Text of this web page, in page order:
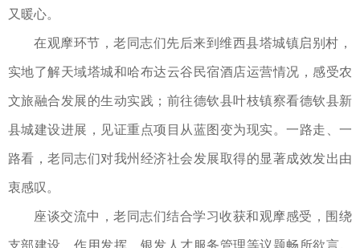
又暖心。
在观摩环节，老同志们先后来到维西县塔城镇启别村，
实地了解天域塔城和哈布达云谷民宿酒店运营情况，感受农
文旅融合发展的生动实践；前往德钦县叶枝镇察看德钦县新
县城建设进展，见证重点项目从蓝图变为现实。一路走、一
路看，老同志们对我州经济社会发展取得的显著成效发出由
衷感叹。
座谈交流中，老同志们结合学习收获和观摩感受，围绕